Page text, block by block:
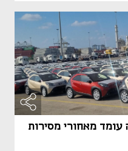
מאחורי מסירות